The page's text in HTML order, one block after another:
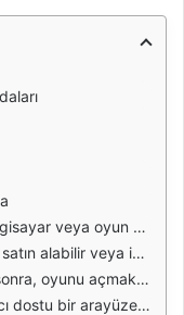
gereksinimlerini karşılamanız gerekmektedir. Bu gereksinimler, oyunun grafik kalitesine ve karmaşıklığına göre değişiklik gösterebilir.
oyunları kolayca bulmalarına yardımcı olur. İndirdiğiniz oyunun kurulum dosyasını çalıştırarak yükleme işlemini başlatmalısınız.
indirip yüklemeniz gerekebilir. Bu, oyunun daha stabil çalışmasını ve daha iyi bir deneyim sunmasını sağlayacaktır.
seçenekler bulunur. Oyun modunu seçtikten sonra, sürüş deneyiminizi başlatmak için gerekli ayarları yapmalısınız.